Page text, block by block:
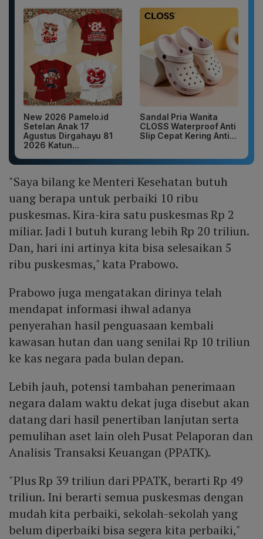
New 2026 Pamelo.id
Setelan Anak 17
Agustus Dirgahayu 81
2026 Katun...
Sandal Pria Wanita
CLOSS Waterproof Anti
Slip Cepat Kering Anti...
"Saya bilang ke Menteri Kesehatan butuh
uang berapa untuk perbaiki 10 ribu
puskesmas. Kira-kira satu puskesmas Rp 2
miliar. Jadi l butuh kurang lebih Rp 20 triliun.
Dan, hari ini artinya kita bisa selesaikan 5
ribu puskesmas," kata Prabowo.
Prabowo juga mengatakan dirinya telah
mendapat informasi ihwal adanya
penyerahan hasil penguasaan kembali
kawasan hutan dan uang senilai Rp 10 triliun
ke kas negara pada bulan depan.
Lebih jauh, potensi tambahan penerimaan
negara dalam waktu dekat juga disebut akan
datang dari hasil penertiban lanjutan serta
pemulihan aset lain oleh Pusat Pelaporan dan
Analisis Transaksi Keuangan (PPATK).
"Plus Rp 39 triliun dari PPATK, berarti Rp 49
triliun. Ini berarti semua puskesmas dengan
mudah kita perbaiki, sekolah-sekolah yang
belum diperbaiki bisa segera kita perbaiki,"